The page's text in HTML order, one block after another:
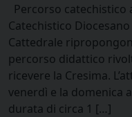
Percorso catechistico
Catechistico
Cattedrale
percorso didattico
ricevere la Cresima.
venerdì e la domenica
durata di circa 1 […]